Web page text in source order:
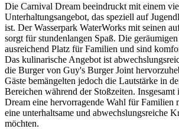
Die Carnival Dream beeindruckt mit einem
Unterhaltungsangebot, das speziell auf
ist. Der Wasserpark WaterWorks mit seinen
sorgt für stundenlangen Spaß. Die
ausreichend Platz für Familien und sind
Das kulinarische Angebot ist
die Burger von Guy's Burger Joint
Gäste bemängelten jedoch die Lautstärke in
Bereichen während der Stoßzeiten. Insgesamt
Dream eine hervorragende Wahl für Familien
eine unterhaltsame und abwechslungsreiche
möchten.